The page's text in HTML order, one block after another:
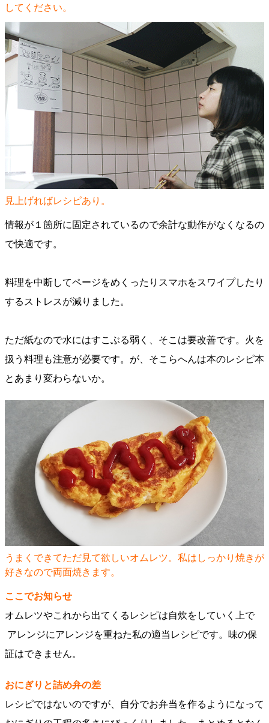
してください。
見上げればレシピあり。
情報が１箇所に固定されているので余計な動作がなくなるの
で快適です。
料理を中断してページをめくったりスマホをスワイプしたり
するストレスが減りました。
ただ紙なので水にはすこぶる弱く、そこは要改善です。火を
扱う料理も注意が必要です。が、そこらへんは本のレシピ本
とあまり変わらないか。
うまくできてただ見て欲しいオムレツ。私はしっかり焼きが
好きなので両面焼きます。
ここでお知らせ
オムレツやこれから出てくるレシピは自炊をしていく上で
アレンジにアレンジを重ねた私の適当レシピです。味の保
証はできません。
おにぎりと詰め弁の差
レシピではないのですが、自分でお弁当を作るようになって